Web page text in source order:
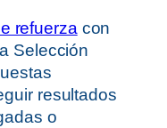
refuerza con
Selección
resultados
o